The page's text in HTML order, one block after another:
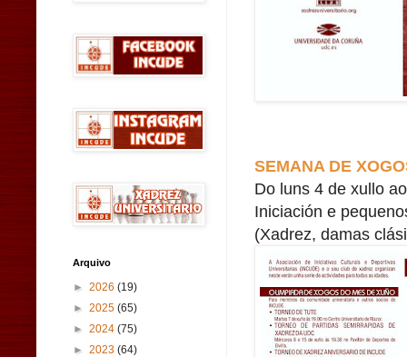
SEMANA DE
Do luns 4 de xullo
Iniciación e
(Xadrez, damas
Arquivo
► 2026 (19)
► 2025 (65)
► 2024 (75)
► 2023 (64)